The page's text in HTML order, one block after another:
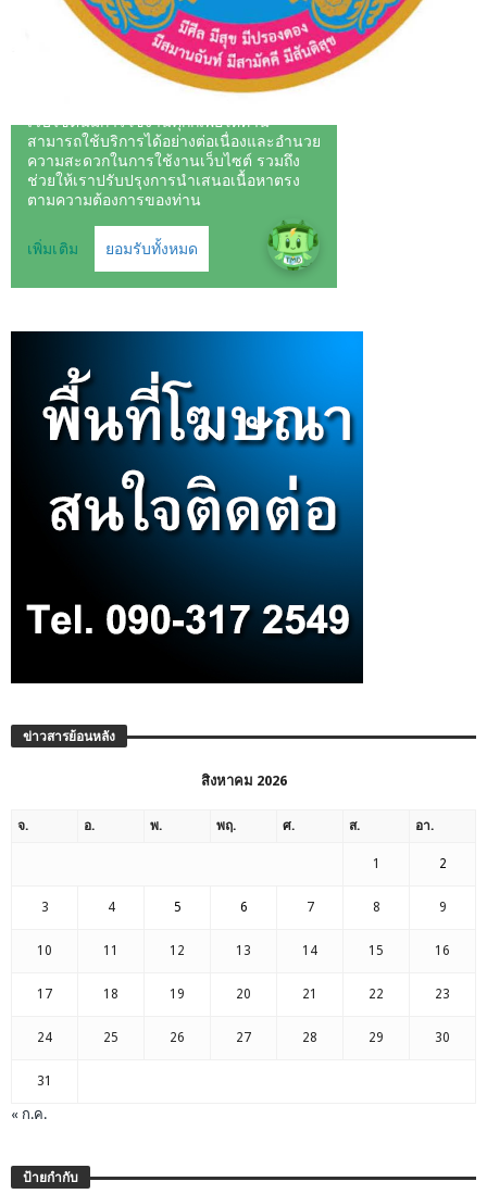
ข่าวสารย้อนหลัง
สิงหาคม 2026
จ. อ. พ. พฤ. ศ. ส. อา.
1 2
3 4 5 6 7 8 9
10 11 12 13 14 15 16
17 18 19 20 21 22 23
24 25 26 27 28 29 30
31
« ก.ค.
ป้ายกำกับ